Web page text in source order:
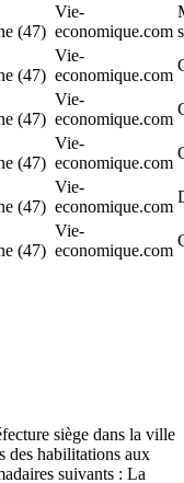
(47)
Vie-
economique.com
(47)
Vie-
economique.com
(47)
Vie-
economique.com
(47)
Vie-
economique.com
(47)
Vie-
economique.com
(47)
Vie-
economique.com
siège dans la ville
des habilitations aux
suivants : La